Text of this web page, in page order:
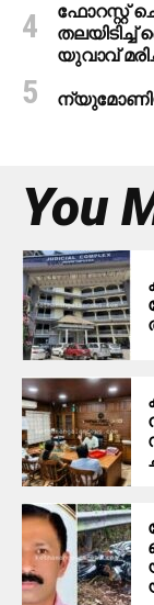
ഫോറസ്റ്റ്
യുവാവ്
ന്യുമോണിയ
You